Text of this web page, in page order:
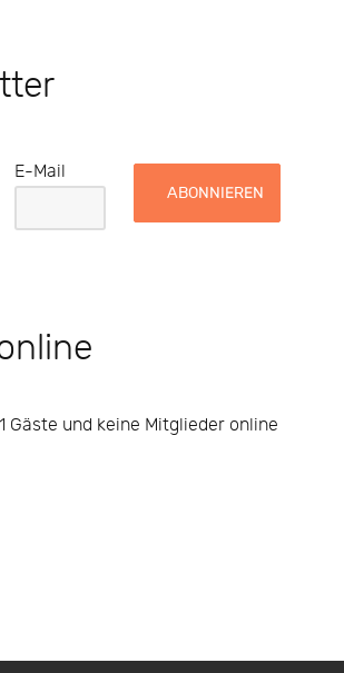
E-Mail
Gäste und keine Mitglieder online